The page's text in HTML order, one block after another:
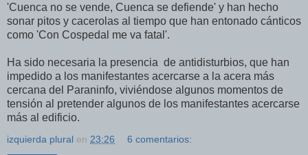
'Cuenca no se vende, Cuenca se defiende' y han hecho
sonar pitos y cacerolas al tiempo que han entonado cánticos
como 'Con Cospedal me va fatal'.
Ha sido necesaria la presencia de antidisturbios, que han
impedido a los manifestantes acercarse a la acera más
cercana del Paraninfo, viviéndose algunos momentos de
tensión al pretender algunos de los manifestantes acercarse
más al edificio.
izquierda plural en 23:26 6 comentarios: